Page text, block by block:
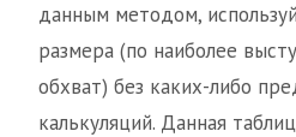
данным методом,
размера (по наиболее
обхват) без каких-либо
калькуляций. Данная